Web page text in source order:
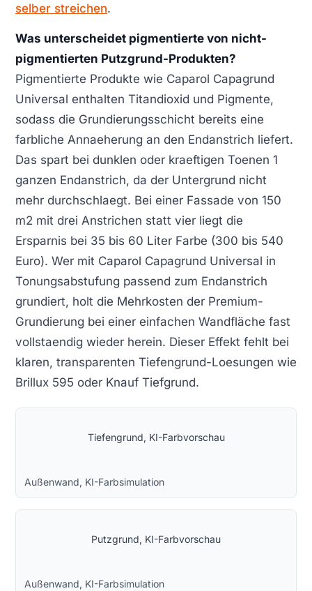
selber streichen.
Was unterscheidet pigmentierte von nicht-
pigmentierten Putzgrund-Produkten?
Pigmentierte Produkte wie Caparol Capagrund
Universal enthalten Titandioxid und Pigmente,
sodass die Grundierungsschicht bereits eine
farbliche Annaeherung an den Endanstrich liefert.
Das spart bei dunklen oder kraeftigen Toenen 1
ganzen Endanstrich, da der Untergrund nicht
mehr durchschlaegt. Bei einer Fassade von 150
m2 mit drei Anstrichen statt vier liegt die
Ersparnis bei 35 bis 60 Liter Farbe (300 bis 540
Euro). Wer mit Caparol Capagrund Universal in
Tonungsabstufung passend zum Endanstrich
grundiert, holt die Mehrkosten der Premium-
Grundierung bei einer einfachen Wandfläche fast
vollstaendig wieder herein. Dieser Effekt fehlt bei
klaren, transparenten Tiefengrund-Loesungen wie
Brillux 595 oder Knauf Tiefgrund.
Tiefengrund, KI-Farbvorschau
Außenwand, KI-Farbsimulation
Putzgrund, KI-Farbvorschau
Außenwand, KI-Farbsimulation